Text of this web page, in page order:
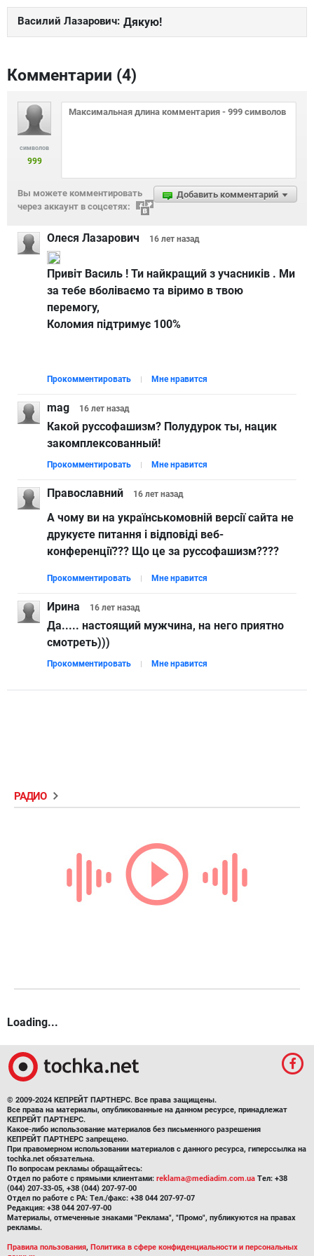
Василий Лазарович: Дякую!
Комментарии (4)
символов
999
Добавить комментарий
Вы можете комментировать
через аккаунт в соцсетях:
Олеся Лазарович 16 лет назад
Привіт Василь ! Ти найкращий з учасників . Ми
за тебе вболіваємо та віримо в твою
перемогу,
Коломия підтримує 100%
Прокомментировать Мне нравится
mag 16 лет назад
Какой руссофашизм? Полудурок ты, нацик
закомплексованный!
Прокомментировать Мне нравится
Православний 16 лет назад
А чому ви на українськомовній версії сайта не
друкуєте питання і відповіді веб-
конференції??? Що це за руссофашизм????
Прокомментировать Мне нравится
Ирина 16 лет назад
Да..... настоящий мужчина, на него приятно
смотреть)))
Прокомментировать Мне нравится
РАДИО
Loading...
© 2009-2024 КЕПРЕЙТ ПАРТНЕРС. Все права защищены.
Все права на материалы, опубликованные на данном ресурсе, принадлежат
КЕПРЕЙТ ПАРТНЕРС.
Какое-либо использование материалов без письменного разрешения
КЕПРЕЙТ ПАРТНЕРС запрещено.
При правомерном использовании материалов с данного ресурса, гиперссылка на
tochka.net обязательна.
По вопросам рекламы обращайтесь:
Отдел по работе с прямыми клиентами: reklama@mediadim.com.ua Тел: +38
(044) 207-33-05, +38 (044) 207-97-00
Отдел по работе с РА: Тел./факс: +38 044 207-97-07
Редакция: +38 044 207-97-00
Материалы, отмеченные знаками "Реклама", "Промо", публикуются на правах
рекламы.
Правила пользования, Политика в сфере конфиденциальности и персональных